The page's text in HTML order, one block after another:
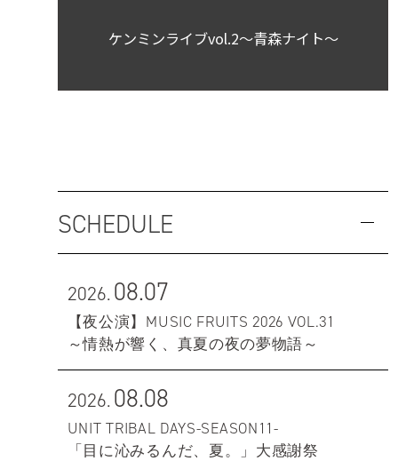
ケンミンライブvol.2～青森ナイト～
SCHEDULE
2026.08.07
【夜公演】MUSIC FRUITS 2026 VOL.31
～情熱が響く、真夏の夜の夢物語～
2026.08.08
UNIT TRIBAL DAYS-SEASON11-
「目に沁みるんだ、夏。」大感謝祭